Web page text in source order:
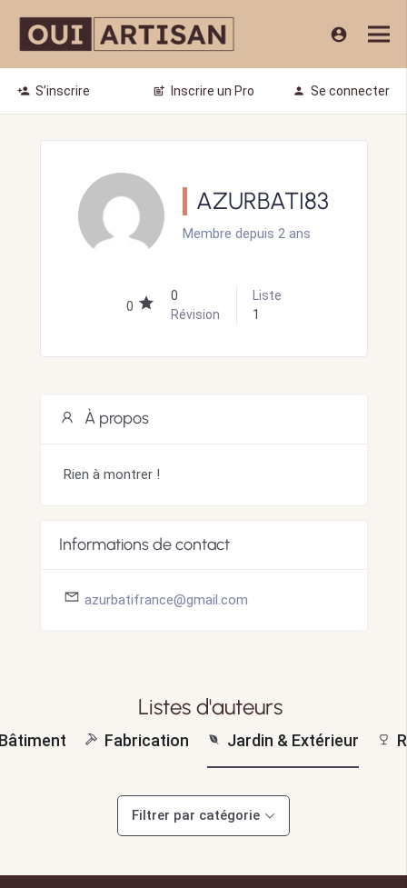
account_circle
person_add S’inscrire post_add Inscrire un Pro person Se connecter
AZURBATI83
Membre depuis 2 ans
0
0
Révision
Liste
1
À propos
Rien à montrer !
Informations de contact
azurbatifrance@gmail.com
Listes d'auteurs
Fabrication Jardin & Extérieur
Filtrer par catégorie